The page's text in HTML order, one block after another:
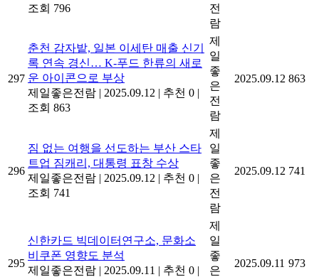
조회 796
전
람
297
춘천 감자밭, 일본 이세탄 매출 신기
록 연속 경신… K-푸드 한류의 새로
운 아이콘으로 부상
제일좋은전람 | 2025.09.12 | 추천 0 |
조회 863
제
일
좋
은
전
람
2025.09.12 863
296
짐 없는 여행을 선도하는 부산 스타
트업 짐캐리, 대통령 표창 수상
제일좋은전람 | 2025.09.12 | 추천 0 |
조회 741
제
일
좋
은
전
람
2025.09.12 741
295
신한카드 빅데이터연구소, 문화소
비쿠폰 영향도 분석
제일좋은전람 | 2025.09.11 | 추천 0 |
제
일
좋
은
2025.09.11 973